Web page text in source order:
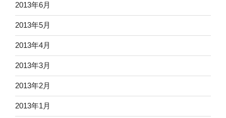
2013年6月
2013年5月
2013年4月
2013年3月
2013年2月
2013年1月